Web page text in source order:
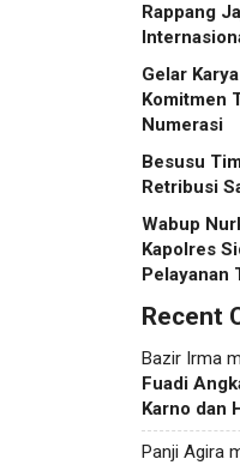
Rappang
Gelar
Komitmen
Numerasi
Besusu
Retribusi
Wabup
Kapolres
Pelayanan
Recent
Bazir Irma
Fuadi
Karno dan
Panji Agira